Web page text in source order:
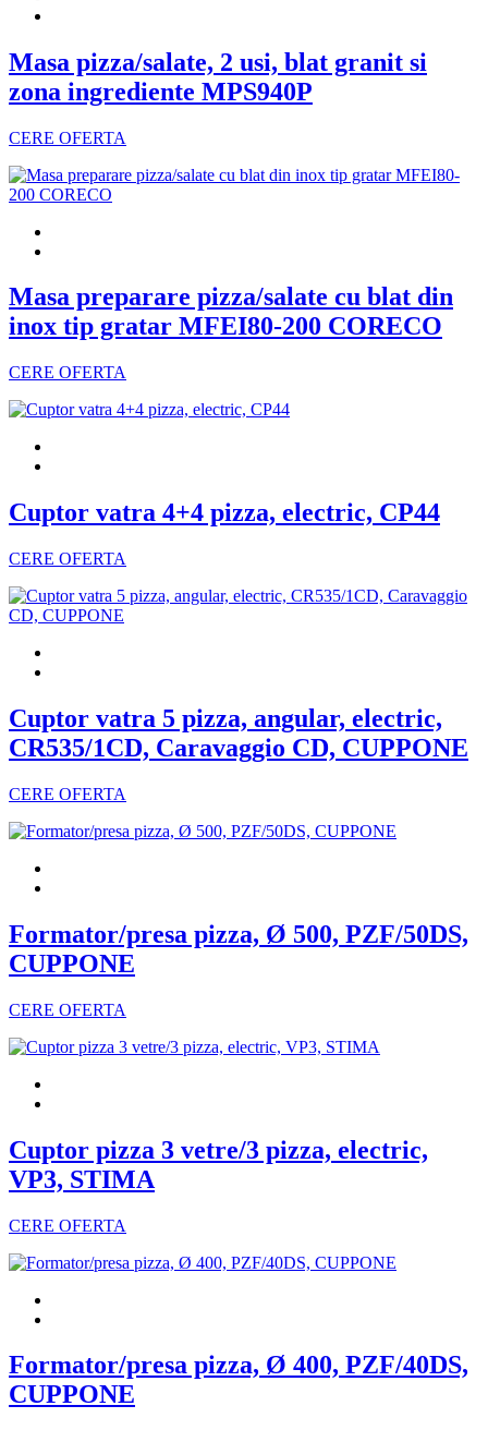
Masa pizza/salate, 2 usi, blat granit si
zona ingrediente MPS940P
CERE OFERTA
Masa preparare pizza/salate cu blat din
inox tip gratar MFEI80-200 CORECO
CERE OFERTA
Cuptor vatra 4+4 pizza, electric, CP44
CERE OFERTA
Cuptor vatra 5 pizza, angular, electric,
CR535/1CD, Caravaggio CD, CUPPONE
CERE OFERTA
Formator/presa pizza, Ø 500, PZF/50DS,
CUPPONE
CERE OFERTA
Cuptor pizza 3 vetre/3 pizza, electric,
VP3, STIMA
CERE OFERTA
Formator/presa pizza, Ø 400, PZF/40DS,
CUPPONE